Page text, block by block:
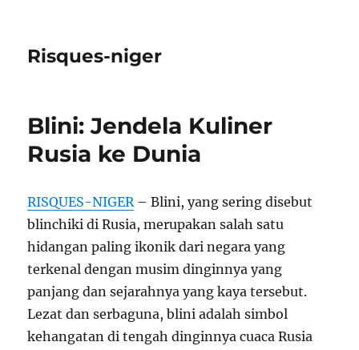
Risques-niger
Blini: Jendela Kuliner
Rusia ke Dunia
RISQUES-NIGER– Blini, yang sering disebut
blinchiki di Rusia, merupakan salah satu
hidangan paling ikonik dari negara yang
terkenal dengan musim dinginnya yang
panjang dan sejarahnya yang kaya tersebut.
Lezat dan serbaguna, blini adalah simbol
kehangatan di tengah dinginnya cuaca Rusia